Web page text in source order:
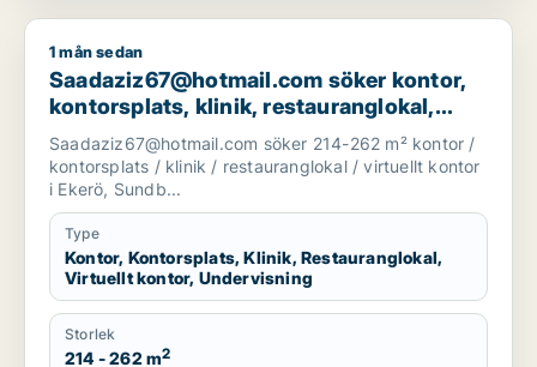
Saadaziz67@hotmail.com söker kontor, kontorsplats,
1 mån sedan
Saadaziz67@hotmail.com söker kontor,
kontorsplats, klinik, restauranglokal,
virtuellt kontor eller undervisning för
uthyrning i Ekerö, Sundbyberg eller Solna
m.fl.
Saadaziz67@hotmail.com söker 214-262 m² kontor /
kontorsplats / klinik / restauranglokal / virtuellt kontor
i Ekerö, Sundb...
Type
Kontor, Kontorsplats, Klinik, Restauranglokal,
Virtuellt kontor, Undervisning
Storlek
214 - 262 m2